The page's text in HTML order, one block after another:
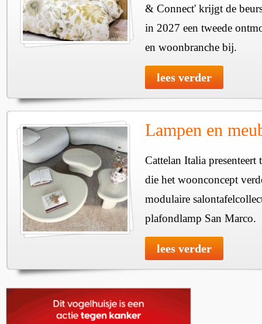
& Connect' krijgt de
in 2027 een tweede
en woonbranche bij.
lees verder
Lampen en
Cattelan Italia
die het woonconcept
modulaire
plafondlamp San Marco.
lees verder